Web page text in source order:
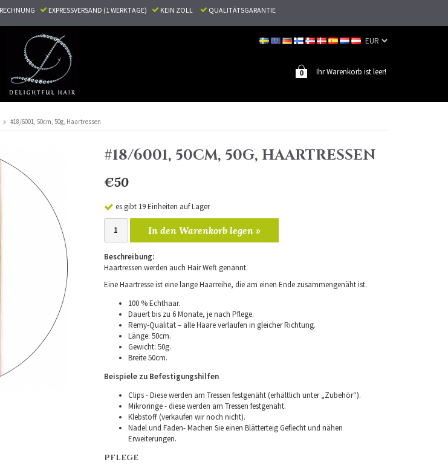
EXPRESSVERSAND (1 WERKTAGE) KEIN ZOLL QUALITÄTSGARANTIE
Ihr Warenkorb ist leer!
0
#18/6001, 50cm, 50g, Haartressen
#18/6001, 50CM, 50G, HAARTRESSEN
€50
es gibt 19 Einheiten auf Lager
In den Warenkorb legen »
Beschreibung:
Haartressen werden auch Hair Weft genannt.
Eine Haartresse ist eine lange Haarreihe, die am einen Ende zusammengenäht ist.
100 % Echthaar.
Dauert bis zu 6 Monate, je nach Pflege.
Remy-Qualität – alle Haare verlaufen in gleicher Richtung.
Länge: 50cm.
Gewicht: 50g.
Breite 50cm.
Beispiele zu Befestigungshilfen
Clips - Diese werden am Tressen festgenäht (erhältlich unter „Zubehör“).
Mikroringe - diese werden am Tressen festgenäht.
Klebstoff (verkaufen wir noch nicht).
Nadel und Faden- Machen Sie einen Blätterteig Geflecht und nähen
Erweiterungen.
PFLEGE